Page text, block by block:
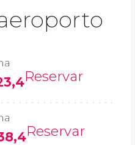
Reservar
Reservar